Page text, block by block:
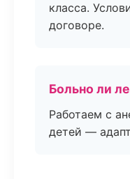
класса.
договоре.
Больно ли
Работаем с
детей —